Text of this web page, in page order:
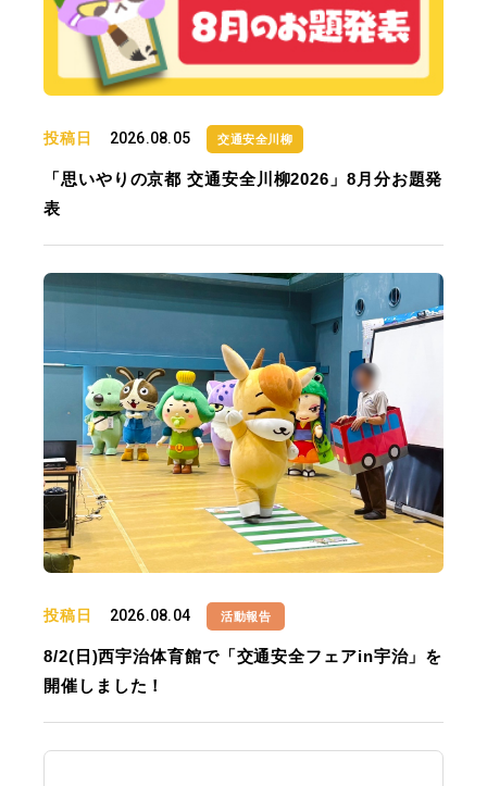
投稿日 2026.08.05 交通安全川柳
「思いやりの京都 交通安全川柳2026」8月分お題発
表
投稿日 2026.08.04 活動報告
8/2(日)西宇治体育館で「交通安全フェアin宇治」を
開催しました！